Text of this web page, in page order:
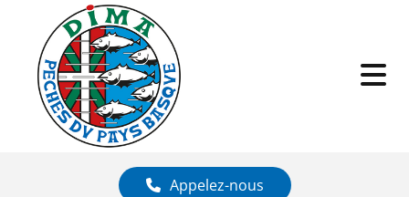
Appelez-nous